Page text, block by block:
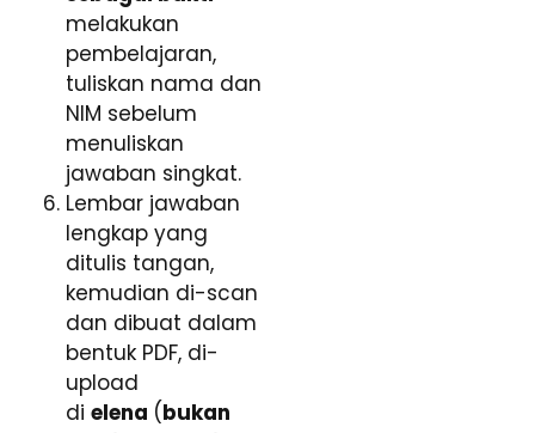
melakukan
pembelajaran,
tuliskan nama dan
NIM sebelum
menuliskan
jawaban singkat.
Lembar jawaban
lengkap yang
ditulis tangan,
kemudian di-scan
dan dibuat dalam
bentuk PDF, di-
upload
di elena (bukan